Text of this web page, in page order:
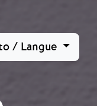
/ Langue